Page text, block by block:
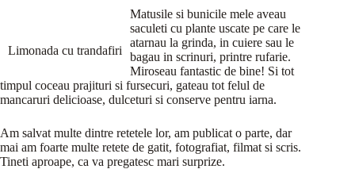
Limonada cu trandafiri
Matusile si bunicile mele aveau
saculeti cu plante uscate pe care le
atarnau la grinda, in cuiere sau le
bagau in scrinuri, printre rufarie.
Miroseau fantastic de bine! Si tot
timpul coceau prajituri si fursecuri, gateau tot felul de
mancaruri delicioase, dulceturi si conserve pentru iarna.
Am salvat multe dintre retetele lor, am publicat o parte, dar
mai am foarte multe retete de gatit, fotografiat, filmat si scris.
Tineti aproape, ca va pregatesc mari surprize.